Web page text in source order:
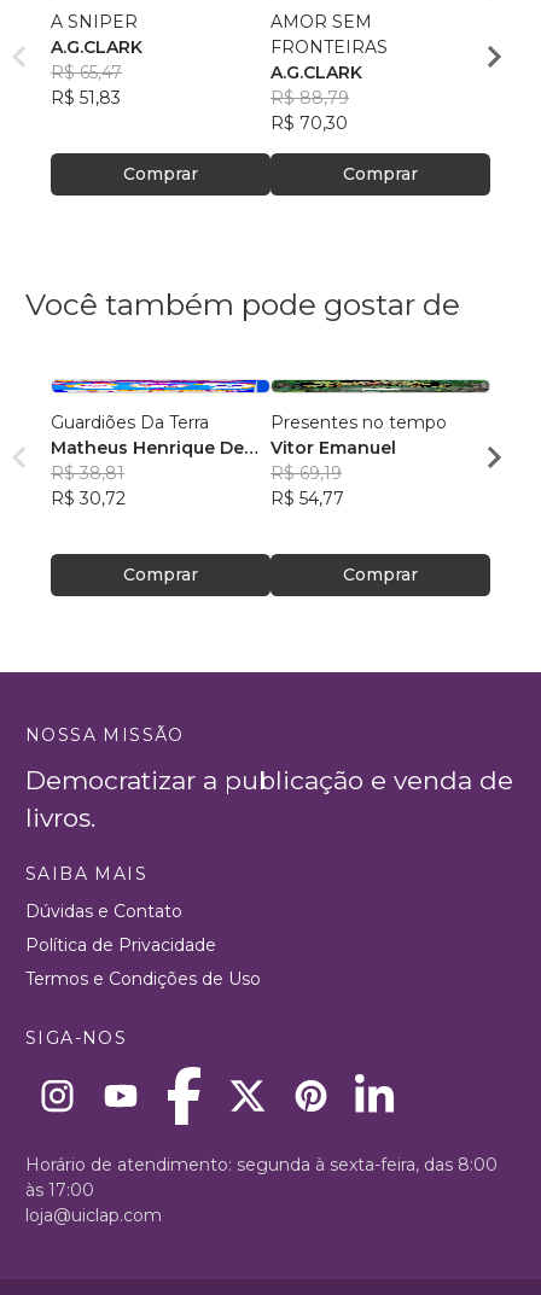
A SNIPER
A.G.CLARK
R$ 65,47
R$ 51,83
Comprar
AMOR SEM
FRONTEIRAS
A.G.CLARK
R$ 88,79
R$ 70,30
Comprar
O
Você também pode gostar de
Guardiões Da Terra
Matheus Henrique De
Souza
R$ 38,81
R$ 30,72
Comprar
Presentes no tempo
Vitor Emanuel
R$ 69,19
R$ 54,77
Comprar
Mari
NOSSA MISSÃO
Democratizar a publicação e venda de
livros.
SAIBA MAIS
Dúvidas e Contato
Política de Privacidade
Termos e Condições de Uso
SIGA-NOS
Horário de atendimento: segunda à sexta-feira, das 8:00
às 17:00
loja@uiclap.com